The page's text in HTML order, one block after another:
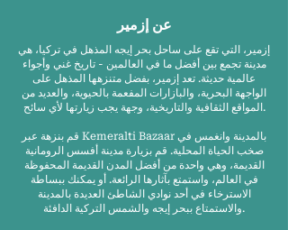
عن إزمير
إزمير، التي تقع على ساحل بحر إيجه المذهل في تركيا، هي
مدينة تجمع بين أفضل ما في العالمين - تاريخ غني وأجواء
عالمية حديثة. تعد إزمير، بفضل متنزهها المذهل على
الواجهة البحرية، والبازارات المفعمة بالحيوية، والعديد من
المواقع الثقافية والتاريخية، وجهة يجب زيارتها لأي سائح.
قم بنزهة عبر Kemeralti Bazaar بالمدينة وانغمس في
صخب الحياة المحلية. قم بزيارة مدينة أفسس الرومانية
القديمة، وهي واحدة من أفضل المدن القديمة المحفوظة
في العالم، واستمتع بآثارها الرائعة. أو يمكنك ببساطة
الاسترخاء في أحد نوادي الشاطئ العديدة بالمدينة
والاستمتاع ببحر إيجه والشمس التركية الدافئة.